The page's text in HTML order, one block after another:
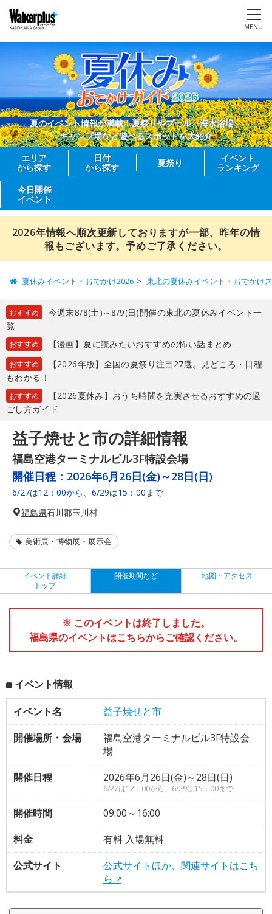
MENU
夏のイベント情報が満載！夏祭りやプール、海水浴場、
キャンプ場など遊べるスポットを大紹介
エリア
から探す
日付
から探す
夏祭り
イベント
ランキング
今日開催
イベント
2026年情報へ順次更新しておりますが一部、昨年の情
報もございます。予めご了承ください。
夏休みイベント・おでかけ2026 東北の夏休みイベント・おでかけ
おすすめ
今週末8/8(土)～8/9(日)開催の東北の夏休みイベント一
覧
おすすめ 【漫画】夏に読みたいおすすめの怖い話まとめ
おすすめ
【2026年版】全国の夏祭り注目27選。見どころ・日程
もわかる！
おすすめ
【2026夏休み】おうち時間を充実させるおすすめの過
ごし方ガイド
益子焼せと市の詳細情報
福島空港ターミナルビル3F特設会場
開催日程： 2026年6月26日(金)～28日(日)
6/27は12：00から、6/29は15：00まで
福島県石川郡玉川村
美術展・博物展・展示会
イベント詳細
トップ
開催期間など 地図・アクセス
※ このイベントは終了しました。
福島県のイベントはこちらからご確認ください。
イベント情報
イベント名
益子焼せと市
開催場所・会場
福島空港ターミナルビル3F特設会
場
開催日程
2026年6月26日(金)～28日(日)
6/27は12：00から、6/29は15：00まで
開催時間
09:00～16:00
料金
有料 入場無料
公式サイト
公式サイトほか、関連サイトはこち
ら